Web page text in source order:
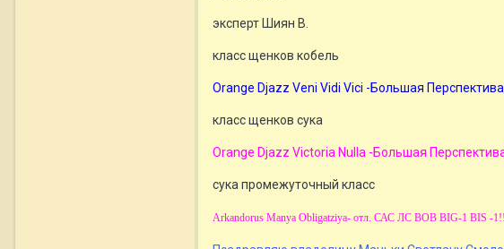
эксперт Шиян В.
класс щенков кобель
Orange Djazz Veni Vidi Vici -Большая
класс щенков сука
Orange Djazz Victoria Nulla -Большая
сука промежуточный класс
Arkandorus Manya Obligatziya- отл. САС ЛС BOB BIG-1 BIS -